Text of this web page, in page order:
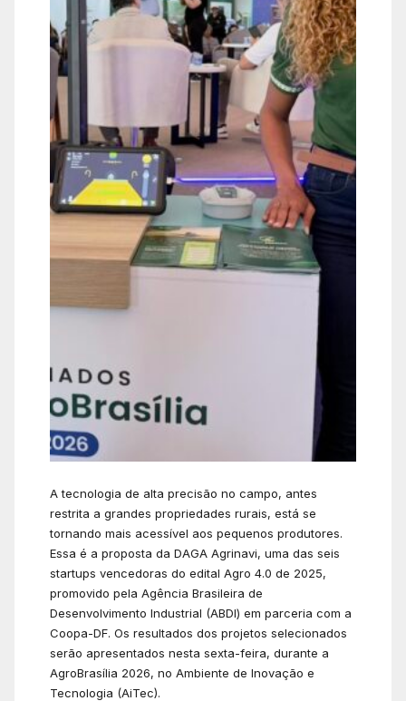
A tecnologia de alta precisão no campo, antes
restrita a grandes propriedades rurais, está se
tornando mais acessível aos pequenos produtores.
Essa é a proposta da DAGA Agrinavi, uma das seis
startups vencedoras do edital Agro 4.0 de 2025,
promovido pela Agência Brasileira de
Desenvolvimento Industrial (ABDI) em parceria com a
Coopa-DF. Os resultados dos projetos selecionados
serão apresentados nesta sexta-feira, durante a
AgroBrasília 2026, no Ambiente de Inovação e
Tecnologia (AiTec).